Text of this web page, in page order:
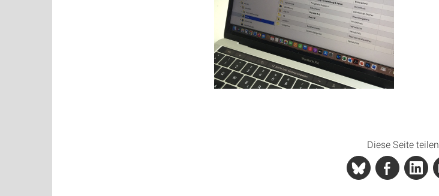
Diese Seite teilen